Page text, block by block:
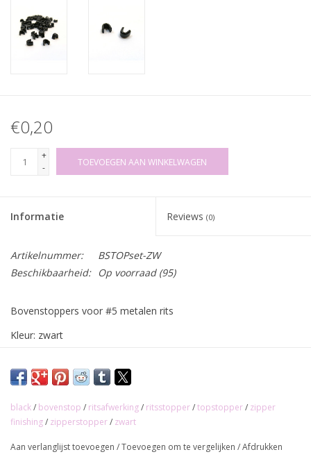
€0,20
+
-
TOEVOEGEN AAN WINKELWAGEN
Informatie Reviews (0)
Artikelnummer:
BSTOPset-ZW
Beschikbaarheid:
Op voorraad(95)
Bovenstoppers voor #5 metalen rits
Kleur: zwart
black/ bovenstop / ritsafwerking/ ritsstopper/topstopper/ zipper
finishing/ zipperstopper/ zwart
Aan verlanglijst toevoegen /Toevoegen om te vergelijken /Afdrukken